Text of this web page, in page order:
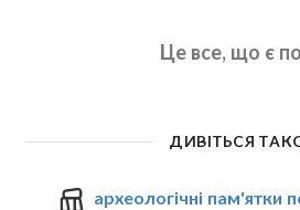
Це все, що є
ДИВІТЬСЯ
археологічні пам'ятки